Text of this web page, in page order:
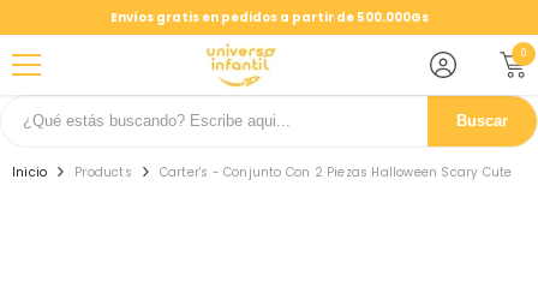
SALTAR AL CONTENIDO
Envíos gratis en pedidos a partir de 500.000Gs
00
Buscar
Inicio Products Carter's - Conjunto Con 2 Piezas Halloween Scary Cute